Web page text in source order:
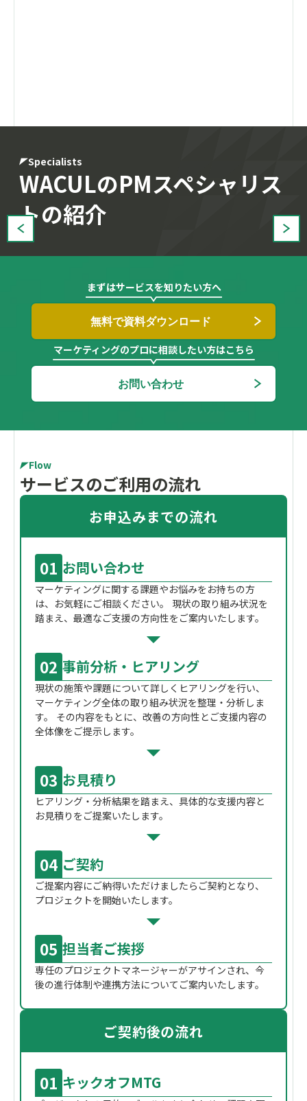
Specialists
WACULのPMスペシャリス
トの紹介
まずはサービスを知りたい方へ
無料で資料ダウンロード
マーケティングのプロに相談したい方はこちら
お問い合わせ
Flow
サービスのご利用の流れ
お申込みまでの流れ
01 お問い合わせ
マーケティングに関する課題やお悩みをお持ちの方
は、お気軽にご相談ください。 現状の取り組み状況を
踏まえ、最適なご支援の方向性をご案内いたします。
02 事前分析・ヒアリング
現状の施策や課題について詳しくヒアリングを行い、
マーケティング全体の取り組み状況を整理・分析しま
す。 その内容をもとに、改善の方向性とご支援内容の
全体像をご提示します。
03 お見積り
ヒアリング・分析結果を踏まえ、具体的な支援内容と
お見積りをご提案いたします。
04 ご契約
ご提案内容にご納得いただけましたらご契約となり、
プロジェクトを開始いたします。
05 担当者ご挨拶
専任のプロジェクトマネージャーがアサインされ、今
後の進行体制や連携方法についてご案内いたします。
ご契約後の流れ
01 キックオフMTG